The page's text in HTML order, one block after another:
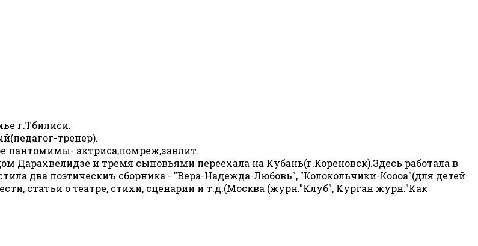
г.Тбилиси.
тренер).
пантомимы- актриса,помреж,завлит.
и тремя сыновьями переехала на Кубань(г.Кореновск).Здесь работала в
два поэтическиъ сборника - "Вера-Надежда-Любовь", "Колокольчики-Коооа"(для детей
статьи о театре, стихи, сценарии и т.д.(Москва (журн."Клуб", Курган журн."Как